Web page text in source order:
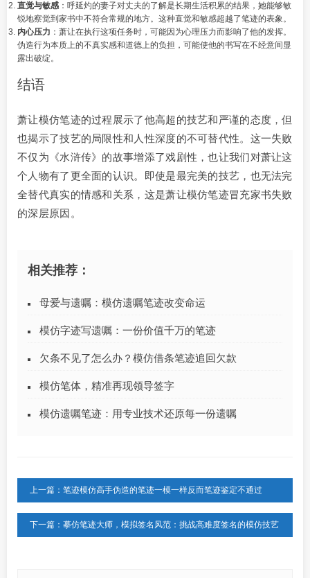
直觉与敏感 ：呼延灼的妻子对丈夫的了解是长期生活积累的结果，她能够敏
锐地察觉到家书中不符合常规的地方。这种直觉和敏感超越了笔迹的表象。
内心压力 ：萧让在执行这项任务时，可能因为心理压力而影响了他的发挥。
伪造行为本质上的不真实感和道德上的负担，可能使他的书写在不经意间显
露出破绽。
结语
萧让模仿笔迹的过程展示了他高超的技艺和严谨的态度，但
也揭示了技艺的局限性和人性深度的不可替代性。这一失败
不仅为《水浒传》的故事增添了戏剧性，也让我们对萧让这
个人物有了更全面的认识。即使是最完美的技艺，也无法完
全替代真实的情感和关系，这是萧让模仿笔迹冒充家书失败
的深层原因。
相关推荐：
母爱与遗嘱：模仿遗嘱笔迹改变命运
模仿字迹写遗嘱：一份价值千万的笔迹
欠条不见了怎么办？模仿借条笔迹追回欠款
模仿笔体，精准再现领导签字
模仿遗嘱笔迹：用专业技术还原每一份遗嘱
上一篇：笔迹模仿高手伪造的笔迹一模一样反而笔迹鉴定不通过
下一篇：摹仿笔迹大师，模拟签名风范：挑战高难度签名的模仿技艺